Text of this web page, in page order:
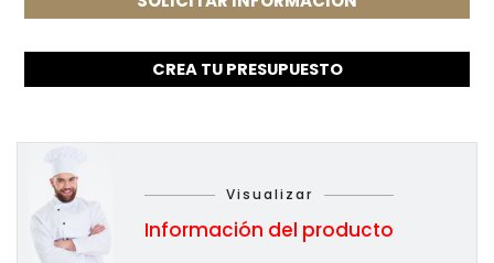
CREA TU PRESUPUESTO
Visualizar
Información del producto